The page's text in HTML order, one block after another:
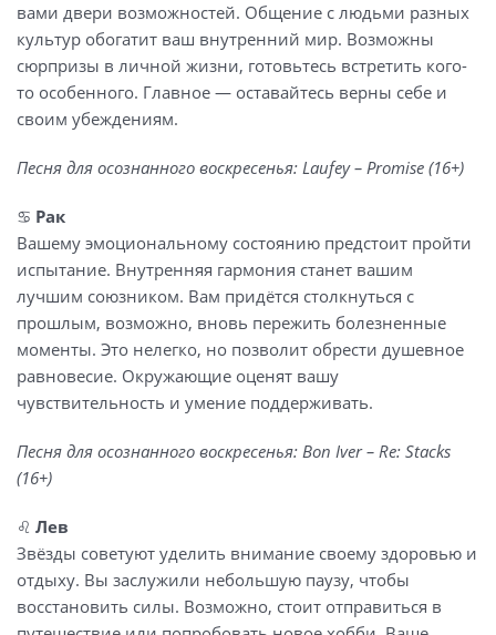
вами двери возможностей. Общение с людьми разных
культур обогатит ваш внутренний мир. Возможны
сюрпризы в личной жизни, готовьтесь встретить кого-
то особенного. Главное — оставайтесь верны себе и
своим убеждениям.
Песня для осознанного воскресенья: Laufey – Promise (16+)
♋️ Рак
Вашему эмоциональному состоянию предстоит пройти
испытание. Внутренняя гармония станет вашим
лучшим союзником. Вам придётся столкнуться с
прошлым, возможно, вновь пережить болезненные
моменты. Это нелегко, но позволит обрести душевное
равновесие. Окружающие оценят вашу
чувствительность и умение поддерживать.
Песня для осознанного воскресенья: Bon Iver – Re: Stacks
(16+)
♌️ Лев
Звёзды советуют уделить внимание своему здоровью и
отдыху. Вы заслужили небольшую паузу, чтобы
восстановить силы. Возможно, стоит отправиться в